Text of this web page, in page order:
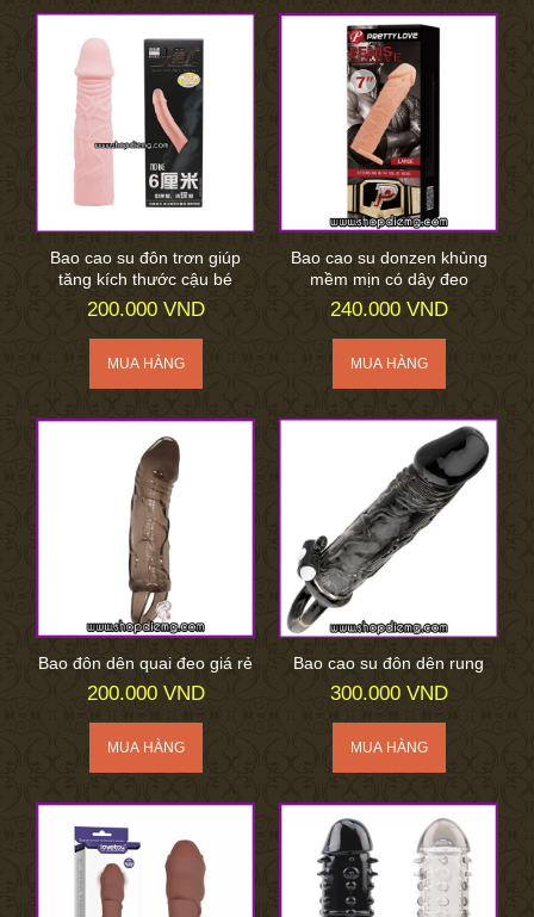
Bao cao su đôn trơn giúp
tăng kích thước cậu bé
200.000 VND
Bao cao su donzen khủng
mềm mịn có dây đeo
240.000 VND
Bao đôn dên quai đeo giá rẻ
200.000 VND
Bao cao su đôn dên rung
300.000 VND